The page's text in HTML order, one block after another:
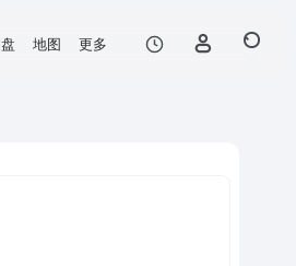
地图 更多